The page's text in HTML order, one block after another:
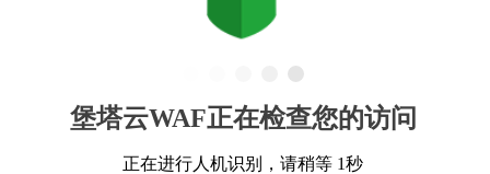
堡塔云WAF正在检查您的访问
正在进行人机识别，请稍等 1秒